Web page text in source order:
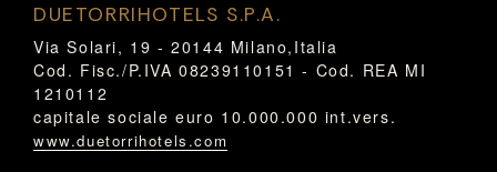
DUETORRIHOTELS S.P.A.
Via Solari, 19 - 20144 Milano,Italia
Cod. Fisc./P.IVA 08239110151 - Cod. REA MI
1210112
capitale sociale euro 10.000.000 int.vers.
www.duetorrihotels.com